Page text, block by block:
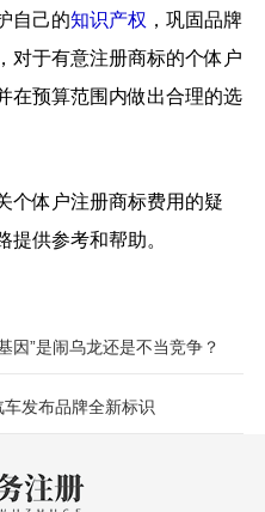
自己的知识产权 ，巩固品牌
对于有意注册商标的个体户
在预算范围内做出合理的选
体户注册商标费用的疑
提供参考和帮助。
因”是闹乌龙还是不当竞争？
发布品牌全新标识